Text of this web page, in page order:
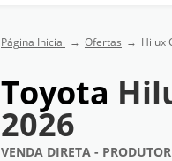
Página Inicial Ofertas Hilux
Toyota
2026
VENDA DIRETA -